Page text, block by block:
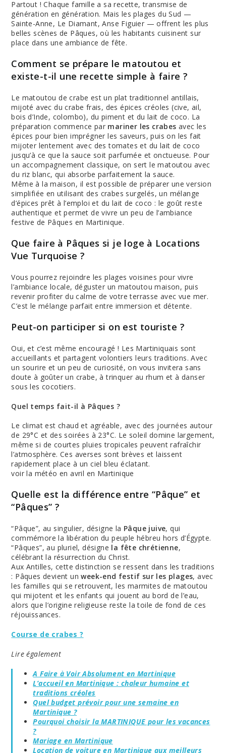
Partout ! Chaque famille a sa recette, transmise de
génération en génération. Mais les plages du Sud —
Sainte-Anne, Le Diamant, Anse Figuier — offrent les plus
belles scènes de Pâques, où les habitants cuisinent sur
place dans une ambiance de fête.
Comment se prépare le matoutou et
existe-t-il une recette simple à faire ?
Le matoutou de crabe est un plat traditionnel antillais,
mijoté avec du crabe frais, des épices créoles (cive, ail,
bois d’Inde, colombo), du piment et du lait de coco. La
préparation commence par mariner les crabes avec les
épices pour bien imprégner les saveurs, puis on les fait
mijoter lentement avec des tomates et du lait de coco
jusqu’à ce que la sauce soit parfumée et onctueuse. Pour
un accompagnement classique, on sert le matoutou avec
du riz blanc, qui absorbe parfaitement la sauce.
Même à la maison, il est possible de préparer une version
simplifiée en utilisant des crabes surgelés, un mélange
d’épices prêt à l’emploi et du lait de coco : le goût reste
authentique et permet de vivre un peu de l’ambiance
festive de Pâques en Martinique.
Que faire à Pâques si je loge à Locations
Vue Turquoise ?
Vous pourrez rejoindre les plages voisines pour vivre
l’ambiance locale, déguster un matoutou maison, puis
revenir profiter du calme de votre terrasse avec vue mer.
C’est le mélange parfait entre immersion et détente.
Peut-on participer si on est touriste ?
Oui, et c’est même encouragé ! Les Martiniquais sont
accueillants et partagent volontiers leurs traditions. Avec
un sourire et un peu de curiosité, on vous invitera sans
doute à goûter un crabe, à trinquer au rhum et à danser
sous les cocotiers.
Quel temps fait-il à Pâques ?
Le climat est chaud et agréable, avec des journées autour
de 29°C et des soirées à 23°C. Le soleil domine largement,
même si de courtes pluies tropicales peuvent rafraîchir
l’atmosphère. Ces averses sont brèves et laissent
rapidement place à un ciel bleu éclatant.
voir la météo en avril en Martinique
Quelle est la différence entre “Pâque” et
“Pâques” ?
“Pâque”, au singulier, désigne la Pâque juive, qui
commémore la libération du peuple hébreu hors d’Égypte.
“Pâques”, au pluriel, désigne la fête chrétienne,
célébrant la résurrection du Christ.
Aux Antilles, cette distinction se ressent dans les traditions
: Pâques devient unweek-end festif sur les plages, avec
les familles qui se retrouvent, les marmites de matoutou
qui mijotent et les enfants qui jouent au bord de l’eau,
alors que l’origine religieuse reste la toile de fond de ces
réjouissances.
Course de crabes ?
Lire également
A Faire à Voir Absolument en Martinique
L’accueil en Martinique : chaleur humaine et
traditions créoles
Quel budget prévoir pour une semaine en
Martinique ?
Pourquoi choisir la MARTINIQUE pour les vacances
?
Mariage en Martinique
Location de voiture en Martinique aux meilleurs